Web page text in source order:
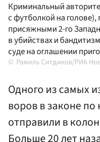
Криминальный
с футболкой на
присяжными 2-го
в убийствах и
суде на оглашении
Рамиль Ситдиков/РИА
Одного из самых
воров в законе
отправили в
Больше 20 лет